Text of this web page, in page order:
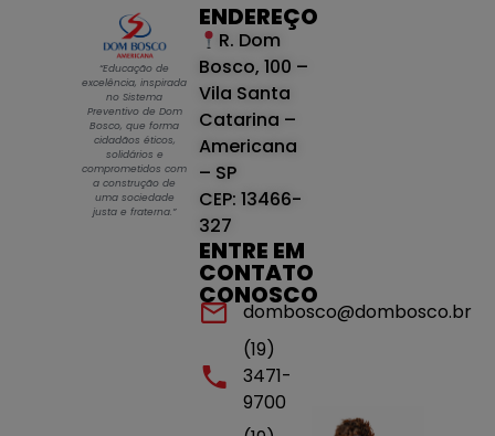
“Educação de
excelência, inspirada
no Sistema
Preventivo de Dom
Bosco, que forma
cidadãos éticos,
solidários e
comprometidos com
a construção de
uma sociedade
justa e fraterna.”
ENDEREÇO
R. Dom
Bosco, 100 –
Vila Santa
Catarina –
Americana
– SP
CEP: 13466-
327
ENTRE EM
CONTATO
CONOSCO
dombosco@dombosco.br
(19)
3471-
9700